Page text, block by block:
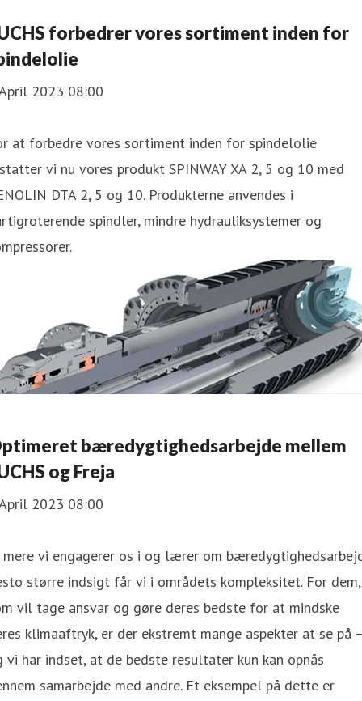
forbedrer vores sortiment inden for
2023 08:00
at forbedre vores sortiment inden for spindelolie
vi nu vores produkt SPINWAY XA 2, 5 og 10 med
DTA 2, 5 og 10. Produkterne anvendes i
spindler, mindre hydrauliksystemer og
bæredygtighedsarbejde mellem
og Freja
2023 08:00
mere vi engagerer os i og lærer om
større indsigt får vi i områdets kompleksitet. For dem,
vil tage ansvar og gøre deres bedste for at mindske
klimaaftryk, er der ekstremt mange aspekter at se på
vi har indset, at de bedste resultater kun kan opnås
samarbejde med andre. Et eksempel på dette er